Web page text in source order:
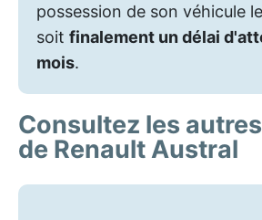
possession de son véhicule
soit finalement un délai
mois.
Consultez les
de Renault Austral